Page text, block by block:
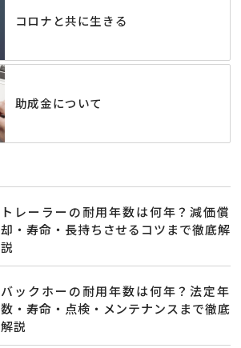
コロナと共に生きる
助成金について
トレーラーの耐用年数は何年？減価償
却・寿命・長持ちさせるコツまで徹底解
説
バックホーの耐用年数は何年？法定年
数・寿命・点検・メンテナンスまで徹底
解説